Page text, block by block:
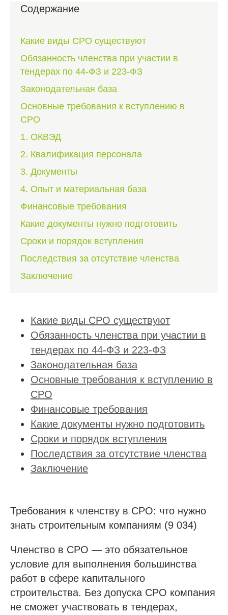
Содержание
Какие виды СРО существуют
Обязанность членства при участии в
тендерах по 44-ФЗ и 223-ФЗ
Законодательная база
Основные требования к вступлению в
СРО
1. ОКВЭД
2. Квалификация персонала
3. Документы
4. Опыт и материальная база
Финансовые требования
Какие документы нужно подготовить
Сроки и порядок вступления
Последствия за отсутствие членства
Заключение
Какие виды СРО существуют
Обязанность членства при участии в
тендерах по 44-ФЗ и 223-ФЗ
Законодательная база
Основные требования к вступлению в
СРО
Финансовые требования
Какие документы нужно подготовить
Сроки и порядок вступления
Последствия за отсутствие членства
Заключение
Требования к членству в СРО: что нужно
знать строительным компаниям (9 034)
Членство в СРО — это обязательное
условие для выполнения большинства
работ в сфере капитального
строительства. Без допуска СРО компания
не сможет участвовать в тендерах,